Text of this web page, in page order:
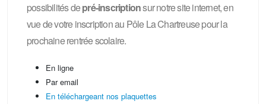
possibilités depré-inscriptionsur notre site internet, en
vue de votre inscription au Pôle La Chartreuse pour la
prochaine rentrée scolaire.
En ligne
Par email
En téléchargeant nos plaquettes